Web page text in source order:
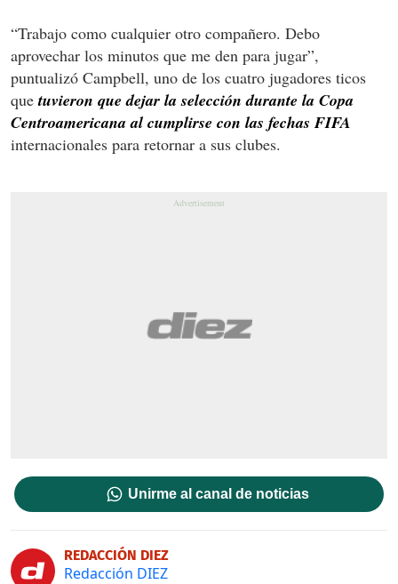
“Trabajo como cualquier otro compañero. Debo
aprovechar los minutos que me den para jugar”,
puntualizó Campbell, uno de los cuatro jugadores ticos
quetuvieron que dejar la selección durante la Copa
Centroamericana al cumplirse con las fechas FIFA
internacionales para retornar a sus clubes.
Unirme al canal de noticias
REDACCIÓN DIEZ
Redacción DIEZ